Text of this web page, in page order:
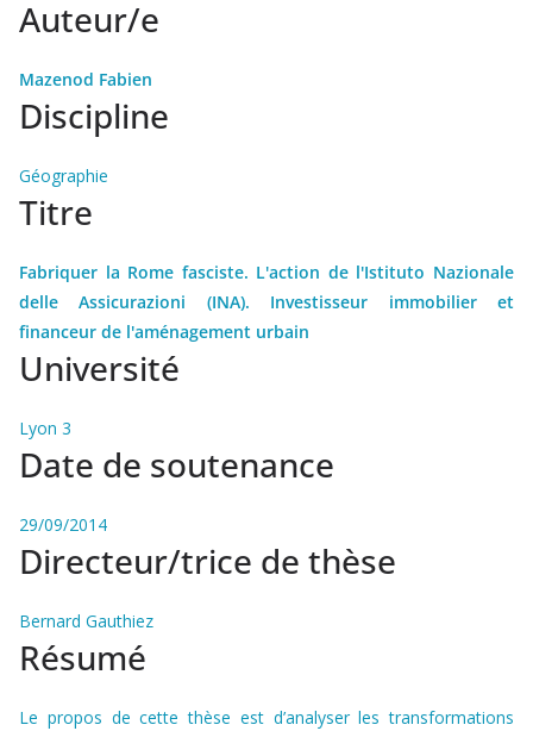
Auteur/e
Mazenod Fabien
Discipline
Géographie
Titre
Fabriquer la Rome fasciste. L'action de l'Istituto Nazionale
delle Assicurazioni (INA). Investisseur immobilier et
financeur de l'aménagement urbain
Université
Lyon 3
Date de soutenance
29/09/2014
Directeur/trice de thèse
Bernard Gauthiez
Résumé
Le propos de cette thèse est d’analyser les transformations